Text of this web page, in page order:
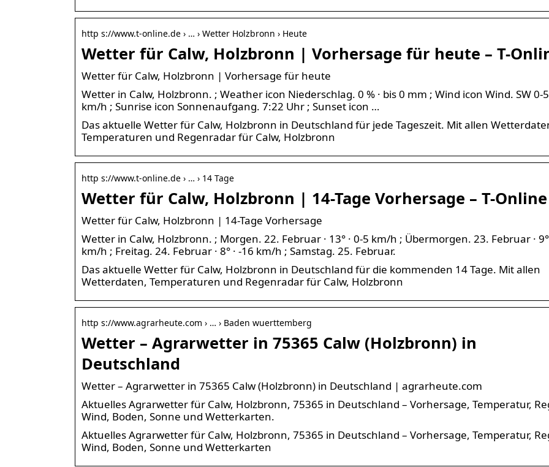
http s://www.t-online.de › … › Wetter Holzbronn › Heute
Wetter für Calw, Holzbronn | Vorhersage für heute – T-
Wetter für Calw, Holzbronn | Vorhersage für heute
Wetter in Calw, Holzbronn. ; Weather icon Niederschlag. 0 % · bis 0 mm ; Wind icon Wind. SW 0-5
km/h ; Sunrise icon Sonnenaufgang. 7:22 Uhr ; Sunset icon …
Das aktuelle Wetter für Calw, Holzbronn in Deutschland für jede Tageszeit. Mit allen
Temperaturen und Regenradar für Calw, Holzbronn
http s://www.t-online.de › … › 14 Tage
Wetter für Calw, Holzbronn | 14-Tage Vorhersage – T-Online
Wetter für Calw, Holzbronn | 14-Tage Vorhersage
Wetter in Calw, Holzbronn. ; Morgen. 22. Februar · 13° · 0-5 km/h ; Übermorgen. 23. Februar · 9°
km/h ; Freitag. 24. Februar · 8° · -16 km/h ; Samstag. 25. Februar.
Das aktuelle Wetter für Calw, Holzbronn in Deutschland für die kommenden 14 Tage. Mit allen
Wetterdaten, Temperaturen und Regenradar für Calw, Holzbronn
http s://www.agrarheute.com › … › Baden wuerttemberg
Wetter – Agrarwetter in 75365 Calw (Holzbronn) in
Deutschland
Wetter – Agrarwetter in 75365 Calw (Holzbronn) in Deutschland | agrarheute.com
Aktuelles Agrarwetter für Calw, Holzbronn, 75365 in Deutschland – Vorhersage, Temperatur,
Wind, Boden, Sonne und Wetterkarten.
Aktuelles Agrarwetter für Calw, Holzbronn, 75365 in Deutschland – Vorhersage, Temperatur,
Wind, Boden, Sonne und Wetterkarten